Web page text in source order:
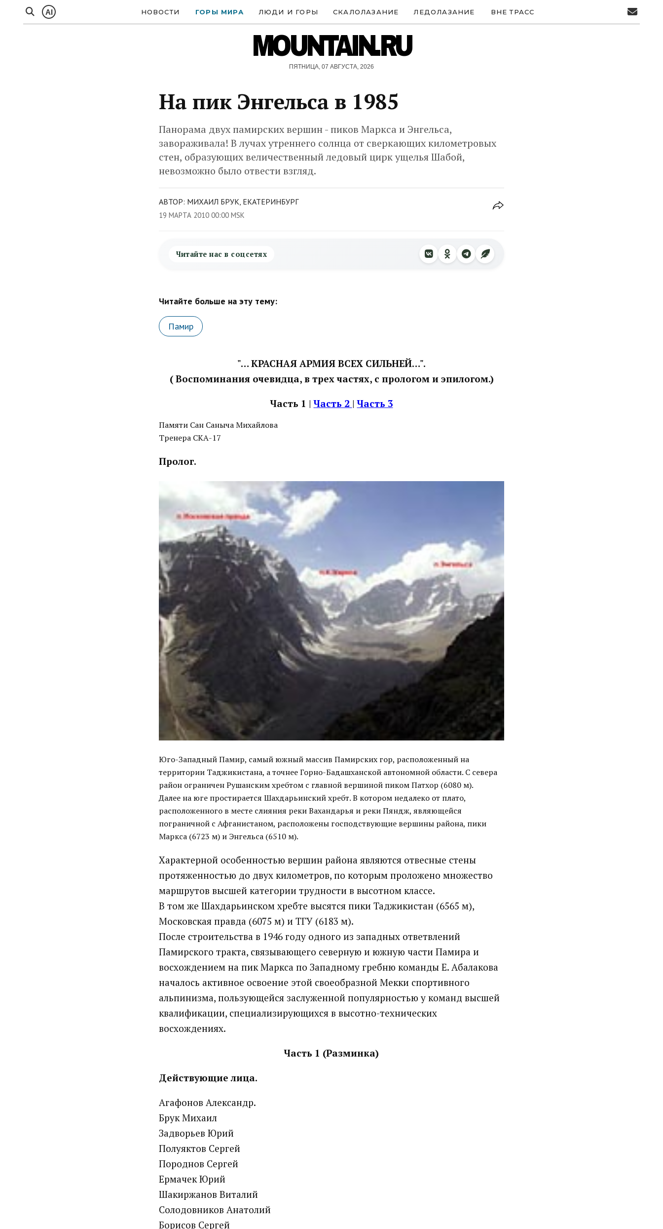
AI НОВОСТИ ГОРЫ МИРА ЛЮДИ И ГОРЫ СКАЛОЛАЗАНИЕ ЛЕДОЛАЗАНИЕ ВНЕ ТРАСС
MOUNTAIN.RU
ПЯТНИЦА, 07 АВГУСТА, 2026
На пик Энгельса в 1985
Панорама двух памирских вершин - пиков Маркса и Энгельса,
завораживала! В лучах утреннего солнца от сверкающих километровых
стен, образующих величественный ледовый цирк ущелья Шабой,
невозможно было отвести взгляд.
АВТОР: МИХАИЛ БРУК, ЕКАТЕРИНБУРГ
19 МАРТА 2010 00:00 MSK
Читайте нас в соцсетях
Читайте больше на эту тему:
Памир
"… КРАСНАЯ АРМИЯ ВСЕХ СИЛЬНЕЙ…".
( Воспоминания очевидца, в трех частях, с прологом и эпилогом.)
Часть 1 |Часть 2 |Часть 3
Памяти Сан Саныча Михайлова
Тренера СКА-17
Пролог.
Юго-Западный Памир, самый южный массив Памирских гор, расположенный на
территории Таджикистана, а точнее Горно-Бадашханской автономной области. С севера
район ограничен Рушанским хребтом с главной вершиной пиком Патхор (6080 м).
Далее на юге простирается Шахдарьинский хребт. В котором недалеко от плато,
расположенного в месте слияния реки Вахандарья и реки Пяндж, являющейся
пограничной с Афганистаном, расположены господствующие вершины района, пики
Маркса (6723 м) и Энгельса (6510 м).
Характерной особенностью вершин района являются отвесные стены
протяженностью до двух километров, по которым проложено множество
маршрутов высшей категории трудности в высотном классе.
В том же Шахдарьинском хребте высятся пики Таджикистан (6565 м),
Московская правда (6075 м) и ТГУ (6183 м).
После строительства в 1946 году одного из западных ответвлений
Памирского тракта, связывающего северную и южную части Памира и
восхождением на пик Маркса по Западному гребню команды Е. Абалакова
началось активное освоение этой своеобразной Мекки спортивного
альпинизма, пользующейся заслуженной популярностью у команд высшей
квалификации, специализирующихся в высотно-технических
восхождениях.
Часть 1 (Разминка)
Действующие лица.
Агафонов Александр.
Брук Михаил
Задворьев Юрий
Полуяктов Сергей
Породнов Сергей
Ермачек Юрий
Шакиржанов Виталий
Солодовников Анатолий
Борисов Сергей